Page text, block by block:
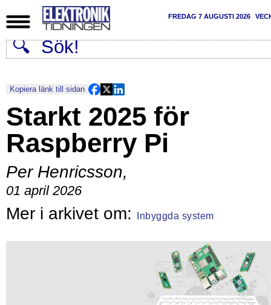
FREDAG 7 AUGUSTI 2026
Kopiera länk till sidan
Starkt 2025 för
Raspberry Pi
Per Henricsson,
01 april 2026
Inbyggda system